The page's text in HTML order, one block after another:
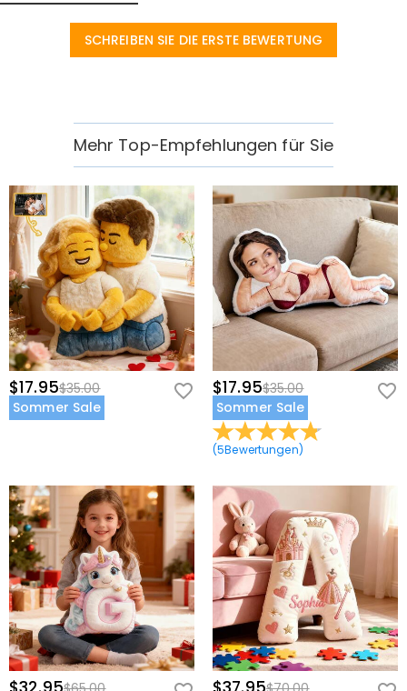
SCHREIBEN SIE DIE ERSTE BEWERTUNG
Mehr Top-Empfehlungen für Sie
$17.95$35.00
Sommer Sale
$17.95$35.00
Sommer Sale
(5Bewertungen)